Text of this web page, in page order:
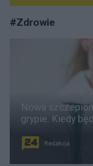
#Zdrowie
Nowa
grypie. Kiedy
Redakcja